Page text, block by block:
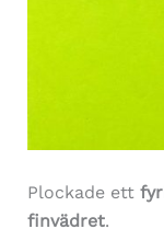
Plockade ett
finvädret.